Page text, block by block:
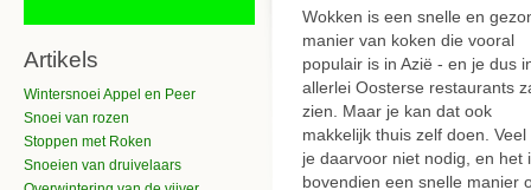
Artikels
Wintersnoei Appel en Peer
Snoei van rozen
Stoppen met Roken
Snoeien van druivelaars
Wokken is een snelle en
manier van koken die vooral
populair is in Azië - en je dus
allerlei Oosterse restaurants
zien. Maar je kan dat ook
makkelijk thuis zelf doen. Veel
je daarvoor niet nodig, en het
bovendien een snelle manier